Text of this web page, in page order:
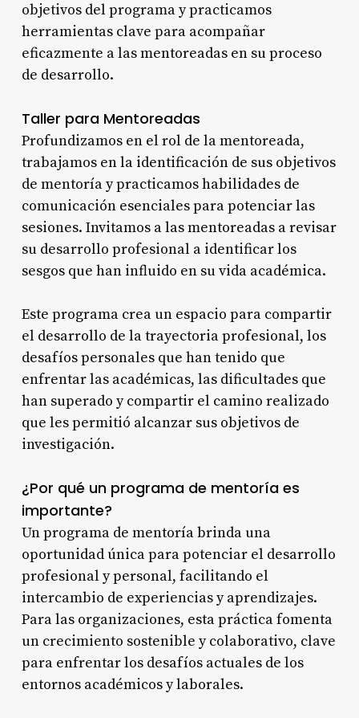
objetivos del programa y practicamos
herramientas clave para acompañar
eficazmente a las mentoreadas en su proceso
de desarrollo.
Taller para Mentoreadas
Profundizamos en el rol de la mentoreada,
trabajamos en la identificación de sus objetivos
de mentoría y practicamos habilidades de
comunicación esenciales para potenciar las
sesiones. Invitamos a las mentoreadas a revisar
su desarrollo profesional a identificar los
sesgos que han influido en su vida académica.
Este programa crea un espacio para compartir
el desarrollo de la trayectoria profesional, los
desafíos personales que han tenido que
enfrentar las académicas, las dificultades que
han superado y compartir el camino realizado
que les permitió alcanzar sus objetivos de
investigación.
¿Por qué un programa de mentoría es
importante?
Un programa de mentoría brinda una
oportunidad única para potenciar el desarrollo
profesional y personal, facilitando el
intercambio de experiencias y aprendizajes.
Para las organizaciones, esta práctica fomenta
un crecimiento sostenible y colaborativo, clave
para enfrentar los desafíos actuales de los
entornos académicos y laborales.